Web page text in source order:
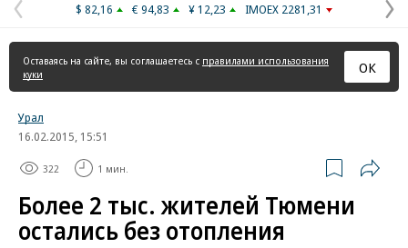
Предыдущая
страница
$ 82,16 € 94,83 ¥ 12,23 IMOEX 2281,31
Оставаясь на сайте, вы соглашаетесь с правилами использования
куки
ОК
Урал
16.02.2015, 15:51
322 1 мин.
Более 2 тыс. жителей Тюмени
остались без отопления